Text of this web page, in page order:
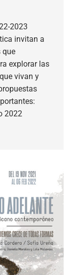
2023
invitan a
que
explorar las
vivan y
2022